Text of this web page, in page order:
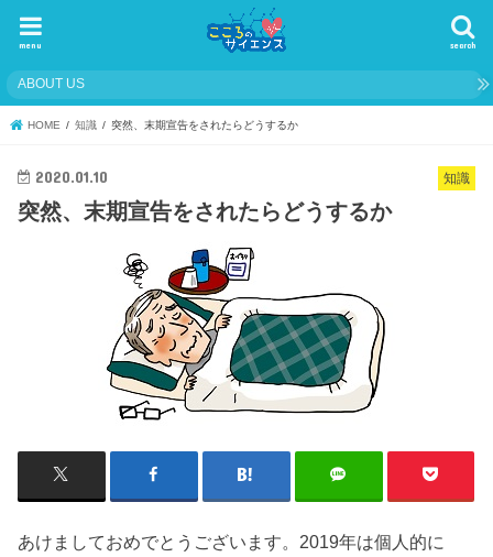
search
menu
ABOUT US
HOME 知識 突然、末期宣告をされたらどうするか
知識
2020.01.10
突然、末期宣告をされたらどうするか
あけましておめでとうございます。2019年は個人的に